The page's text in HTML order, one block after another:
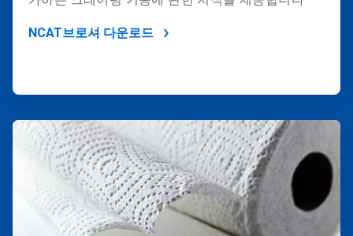
NCAT브로셔 다운로드
ArticleTile